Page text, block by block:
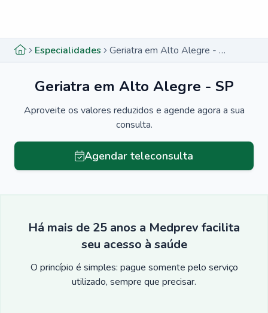
Especialidades Geriatra em Alto Alegre - SP
Geriatra em Alto Alegre - SP
Aproveite os valores reduzidos e agende agora a sua
consulta.
Agendar teleconsulta
Há mais de 25 anos a Medprev facilita
seu acesso à saúde
O princípio é simples: pague somente pelo serviço
utilizado, sempre que precisar.